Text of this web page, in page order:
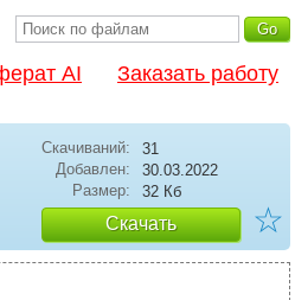
AI Заказать работу
Скачиваний:
31
Добавлен:
30.03.2022
Размер:
32 Кб
Скачать ☆